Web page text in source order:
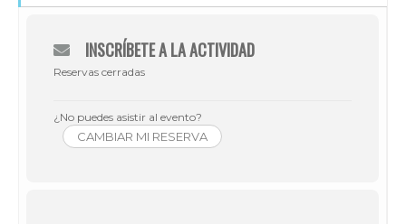
INSCRÍBETE A LA ACTIVIDAD
Reservas cerradas
¿No puedes asistir al evento?
CAMBIAR MI RESERVA